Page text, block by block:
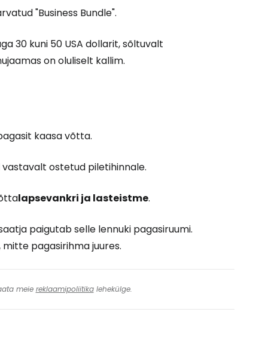
"Business Bundle".
30 kuni 50 USA dollarit, sõltuvalt
on oluliselt kallim.
kaasa võtta.
ostetud piletihinnale.
lapsevankri ja lasteistme.
paigutab selle lennuki pagasiruumi.
pagasirihma juures.
meie reklaamipoliitikalehekülge.